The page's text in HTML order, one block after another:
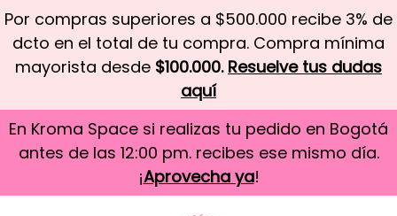
Por compras superiores a $500.000 recibe 3% de
dcto en el total de tu compra. Compra mínima
mayorista desde $100.000. Resuelve tus dudas
aquí
En Kroma Space si realizas tu pedido en Bogotá
antes de las 12:00 pm. recibes ese mismo día.
¡Aprovecha ya!